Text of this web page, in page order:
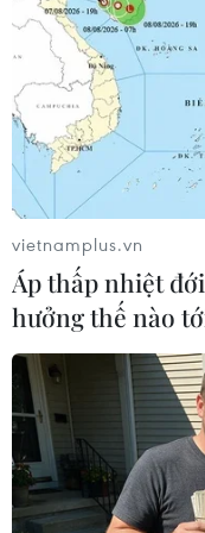
đồng. Dự báo
lậu, gian lận
biến phức tạp,
Sản phẩm khẩu trang
vietnamplus.vn
Áp thấp nhiệt
hưởng thế nào